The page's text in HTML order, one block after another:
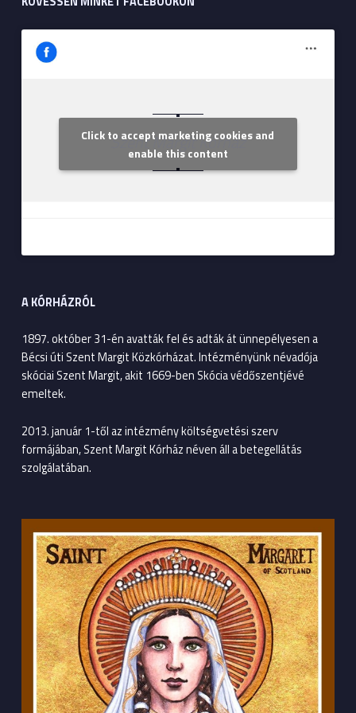
Szent Margit Kórház
Click to accept marketing cookies and
enable this content
A KÓRHÁZRÓL
1897. október 31-én avatták fel és adták át ünnepélyesen a
Bécsi úti Szent Margit Közkórházat. Intézményünk névadója
skóciai Szent Margit, akit 1669-ben Skócia védőszentjévé
emeltek.
2013. január 1-től az intézmény költségvetési szerv
formájában, Szent Margit Kórház néven áll a betegellátás
szolgálatában.